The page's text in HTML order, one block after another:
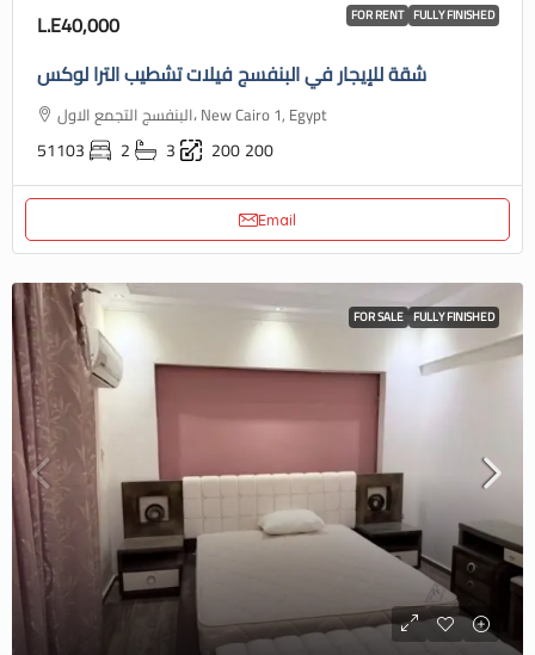
FOR RENT FULLY FINISHED
L.E40,000
شقة للإيجار في البنفسج فيلات تشطيب الترا لوكس
البنفسج التجمع الاول، New Cairo 1, Egypt
51103 2 3 200200
Email
FOR SALE FULLY FINISHED